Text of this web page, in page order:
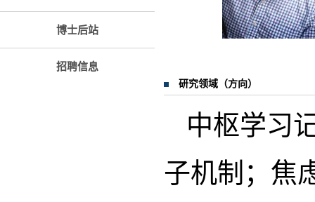
博士后站
招聘信息
研究领域（方向）
中枢学习
子机制；焦